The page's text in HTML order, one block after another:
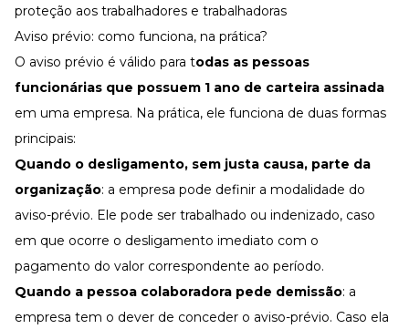
proteção aos trabalhadores e trabalhadoras
Aviso prévio: como funciona, na prática?
O aviso prévio é válido para todas as pessoas
funcionárias que possuem 1 ano de carteira assinada
em uma empresa. Na prática, ele funciona de duas formas
principais:
Quando o desligamento, sem justa causa, parte da
organização: a empresa pode definir a modalidade do
aviso-prévio. Ele pode ser trabalhado ou indenizado, caso
em que ocorre o desligamento imediato com o
pagamento do valor correspondente ao período.
Quando a pessoa colaboradora pede demissão: a
empresa tem o dever de conceder o aviso-prévio. Caso ela